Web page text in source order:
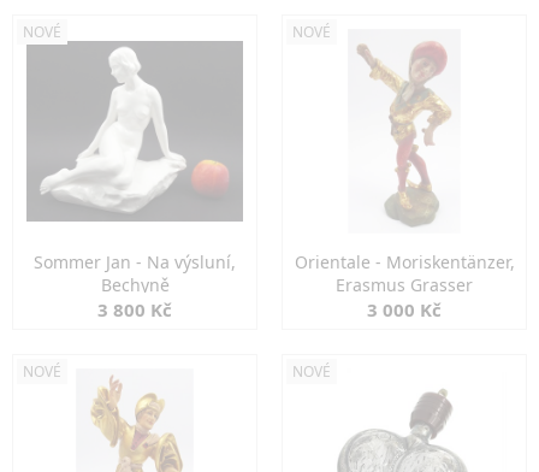
NOVÉ
Sommer Jan - Na výsluní,
Bechyně
3 800 Kč
NOVÉ
Orientale - Moriskentänzer,
Erasmus Grasser
3 000 Kč
NOVÉ NOVÉ